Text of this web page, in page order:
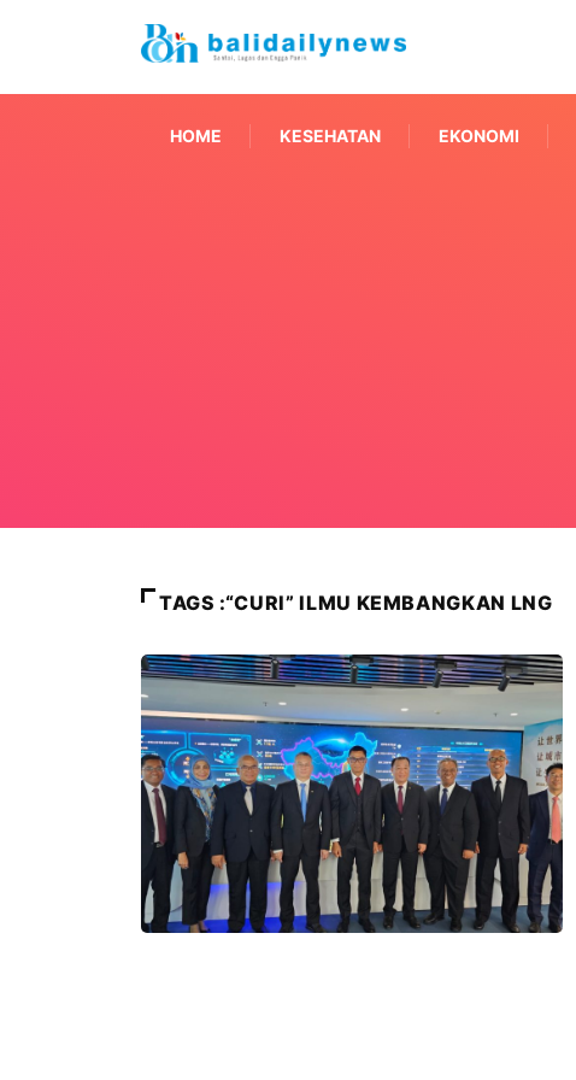
HOME KESEHATAN EKONOMI
TAGS :“CURI” ILMU KEMBANGKAN LNG